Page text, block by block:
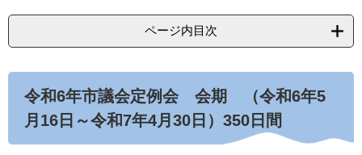
ページ内目次
令和6年市議会定例会 会期 （令和6年5
月16日～令和7年4月30日）350日間